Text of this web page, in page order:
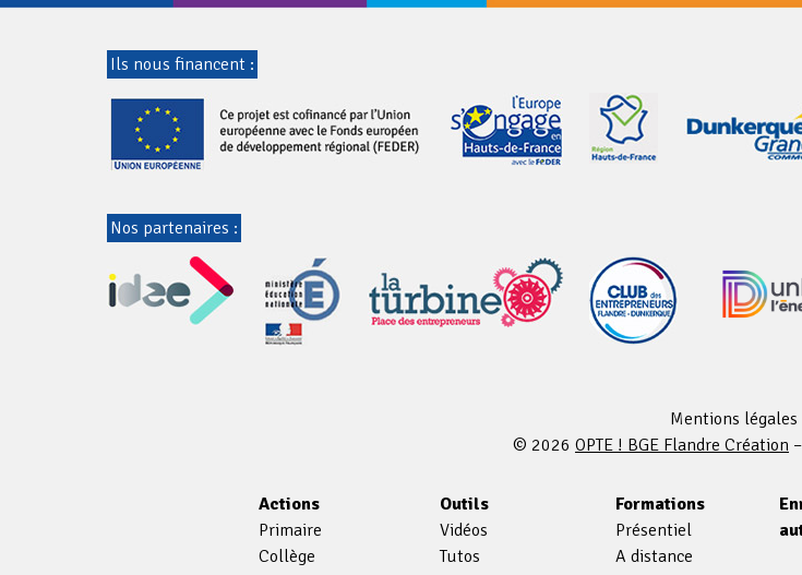
Ils nous financent :
Nos partenaires :
Mentions légales
© 2026 OPTE ! BGE Flandre Création
Actions
Primaire
Collège
Outils
Vidéos
Tutos
Formations
Présentiel
A distance